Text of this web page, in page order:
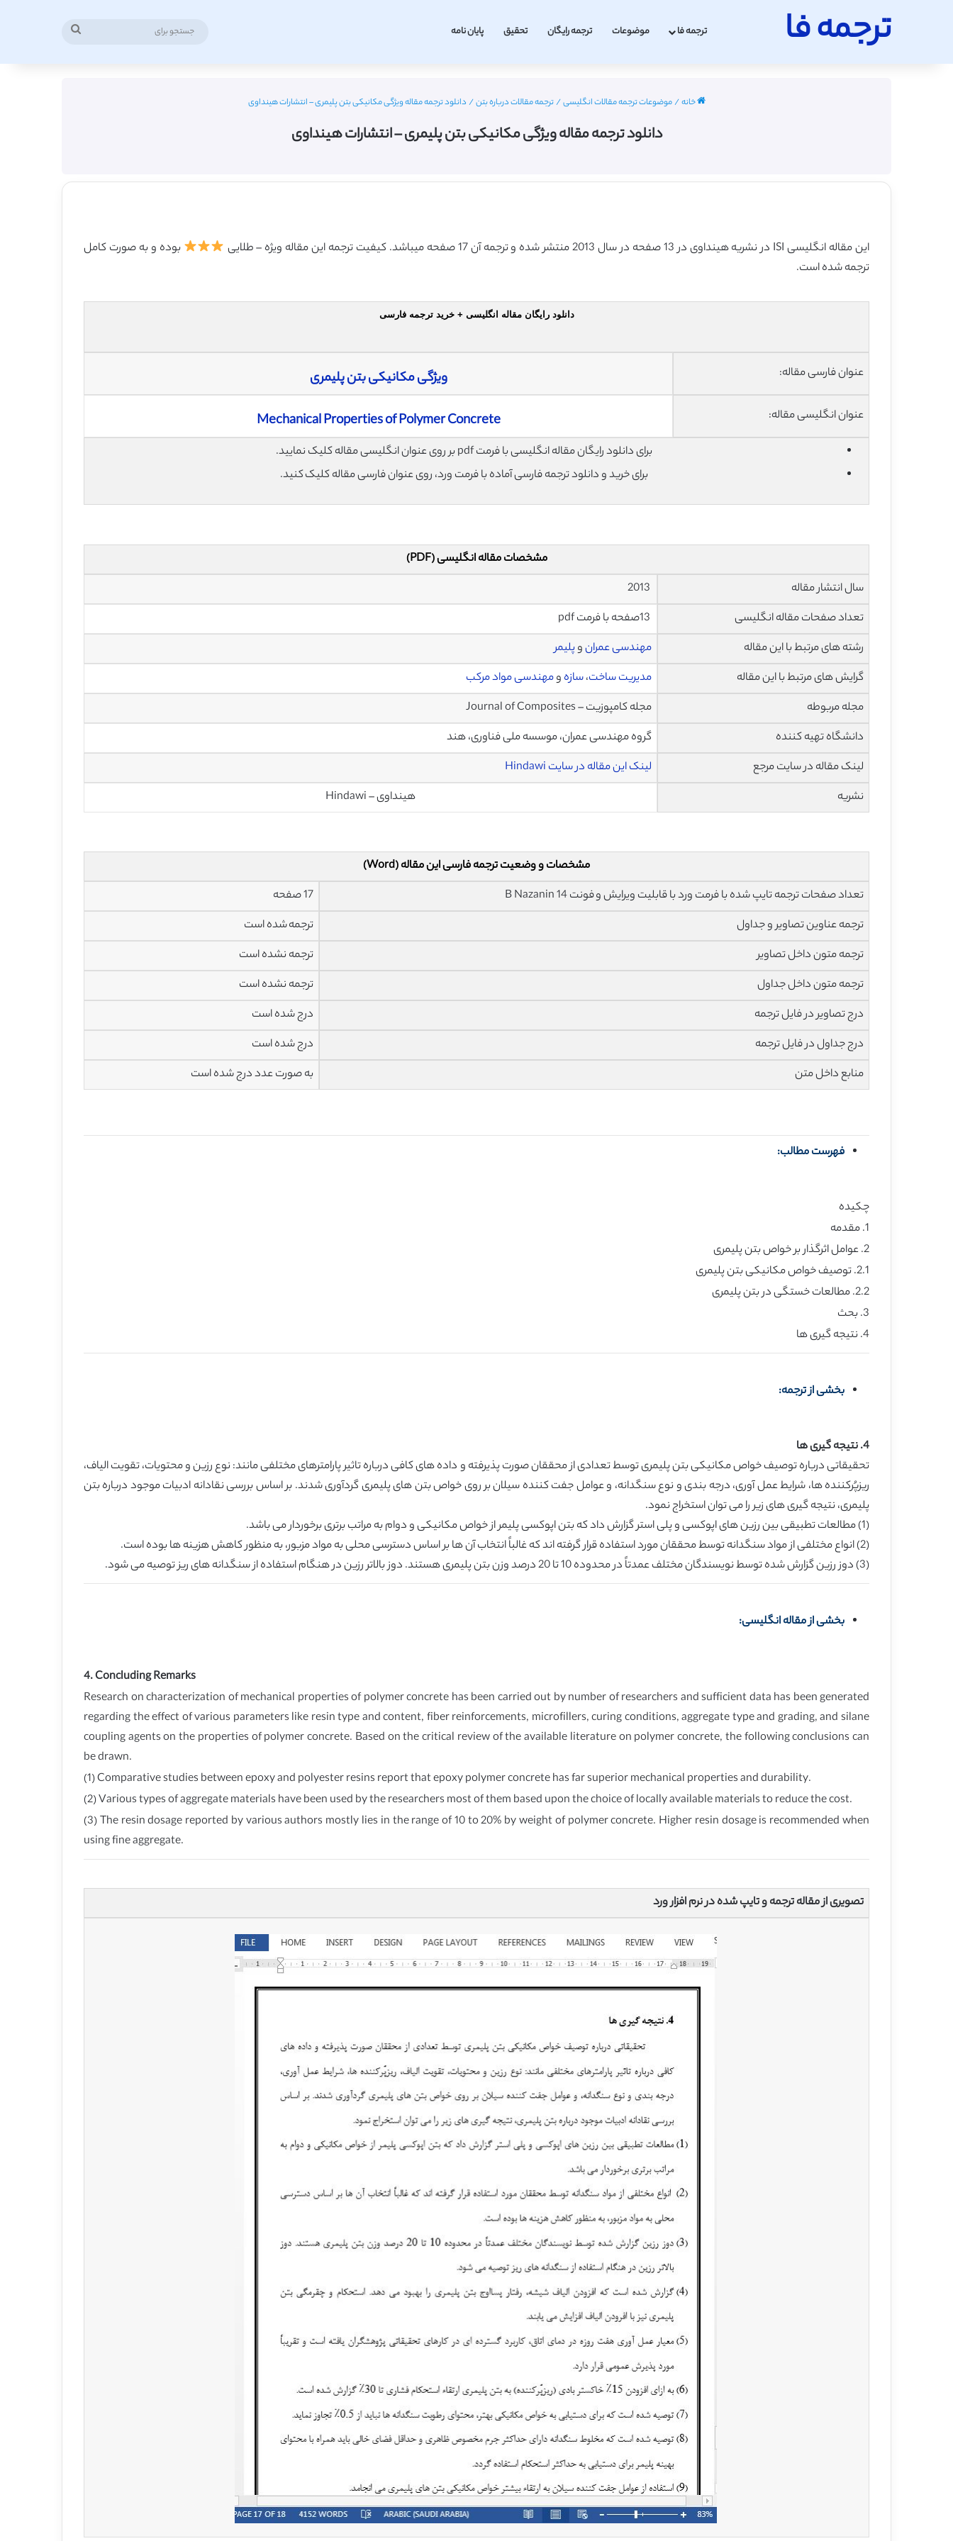
ترجمه فا ترجمه فا موضوعات ترجمه رایگان تحقیق پایان نامه
خانه/موضوعات ترجمه مقالات انگلیسی/ترجمه مقالات درباره بتن/ دانلود ترجمه مقاله ویژگی مکانیکی بتن پلیمری – انتشارات هینداوی
دانلود ترجمه مقاله ویژگی مکانیکی بتن پلیمری – انتشارات هینداوی
این مقاله انگلیسی ISI در نشریه هینداوی در 13 صفحه در سال 2013 منتشر شده و ترجمه آن 17 صفحه میباشد. کیفیت ترجمه این مقاله ویژه – طلایی
بوده و به صورت کامل
ترجمه شده است.
دانلود رایگان مقاله انگلیسی + خرید ترجمه فارسی
عنوان فارسی مقاله: ویژگی مکانیکی بتن پلیمری
عنوان انگلیسی مقاله: Mechanical Properties of Polymer Concrete
برای دانلود رایگان مقاله انگلیسی با فرمت pdf بر روی عنوان انگلیسی مقاله کلیک نمایید.
برای خرید و دانلود ترجمه فارسی آماده با فرمت ورد، روی عنوان فارسی مقاله کلیک کنید.
مشخصات مقاله انگلیسی (PDF)
سال انتشار مقاله
تعداد صفحات مقاله انگلیسی
رشته های مرتبط با این مقاله
مهندسی عمرانوپلیمر
گرایش های مرتبط با این مقاله
مدیریت ساخت،سازه ومهندسی مواد مرکب
مجله مربوطه
مجله کامپوزیت – Journal of Composites
دانشگاه تهیه کننده
گروه مهندسی عمران، موسسه ملی فناوری، هند
لینک مقاله در سایت مرجع
لینک این مقاله در سایت Hindawi
نشریه
هینداوی – Hindawi
مشخصات و وضعیت ترجمه فارسی این مقاله (Word)
تعداد صفحات ترجمه تایپ شده با فرمت ورد با قابلیت ویرایش و فونت 14 B Nazanin
17 صفحه
ترجمه عناوین تصاویر و جداول
ترجمه شده است
ترجمه متون داخل تصاویر
ترجمه نشده است
ترجمه متون داخل جداول
ترجمه نشده است
درج تصاویر در فایل ترجمه
درج شده است
درج جداول در فایل ترجمه
درج شده است
منابع داخل متن
به صورت عدد درج شده است
فهرست مطالب:
چکیده
1. مقدمه
2. عوامل اثرگذار بر خواص بتن پلیمری
2.1. توصیف خواص مکانیکی بتن پلیمری
2.2. مطالعات خستگی در بتن پلیمری
3. بحث
4. نتیجه گیری ها
بخشی از ترجمه:
4. نتیجه گیری ها
تحقیقاتی درباره توصیف خواص مکانیکی بتن پلیمری توسط تعدادی از محققان صورت پذیرفته و داده های کافی درباره تاثیر پارامترهای مختلفی مانند: نوع رزین و محتویات، تقویت الیاف،
ریزپُرکننده ها، شرایط عمل آوری، درجه بندی و نوع سنگدانه، و عوامل جفت کننده سیلان بر روی خواص بتن های پلیمری گردآوری شدند. بر اساس بررسی نقادانه ادبیات موجود درباره بتن
پلیمری، نتیجه گیری های زیر را می توان استخراج نمود.
(1) مطالعات تطبیقی بین رزین های اپوکسی و پلی استر گزارش داد که بتن اپوکسی پلیمر از خواص مکانیکی و دوام به مراتب برتری برخوردار می باشد.
(2) انواع مختلفی از مواد سنگدانه توسط محققان مورد استفاده قرار گرفته اند که غالباً انتخاب آن ها بر اساس دسترسی محلی به مواد مزبور، به منظور کاهش هزینه ها بوده است.
(3) دوز رزین گزارش شده توسط نویسندگان مختلف عمدتاً در محدوده 10 تا 20 درصد وزن بتن پلیمری هستند. دوز بالاتر رزین در هنگام استفاده از سنگدانه های ریز توصیه می شود.
بخشی از مقاله انگلیسی:
4. Concluding Remarks
Research on characterization of mechanical properties of polymer concrete has been carried out by number of researchers and sufficient data has been generated
regarding the effect of various parameters like resin type and content, fiber reinforcements, microfillers, curing conditions, aggregate type and grading, and silane
coupling agents on the properties of polymer concrete. Based on the critical review of the available literature on polymer concrete, the following conclusions can
be drawn.
(1) Comparative studies between epoxy and polyester resins report that epoxy polymer concrete has far superior mechanical properties and durability.
(2) Various types of aggregate materials have been used by the researchers most of them based upon the choice of locally available materials to reduce the cost.
(3) The resin dosage reported by various authors mostly lies in the range of 10 to 20% by weight of polymer concrete. Higher resin dosage is recommended when
using fine aggregate.
تصویری از مقاله ترجمه و تایپ شده در نرم افزار ورد